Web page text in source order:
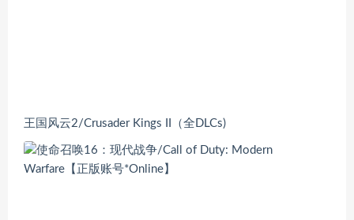
王国风云2/Crusader Kings II（全DLCs)